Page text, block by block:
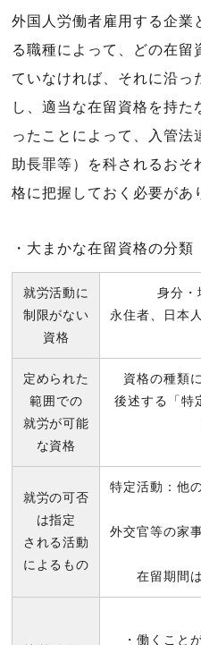
外国人労働者雇用する企業
る職種によって、どの在留
ていなければ、それに沿っ
し、適当な在留資格を持た
ったことによって、入管法
助長罪等）を科されるおそ
格に把握しておく必要があ
・大まかな在留資格の分類
就労活動に
制限がない
資格
身分・
永住者、日本
定められた
範囲での
就労が可能
な資格
資格の種類
後述する「特
就労の可否
は指定
される活動
によるもの
特定活動：他
外交官等の家
在留期間
・働くこと